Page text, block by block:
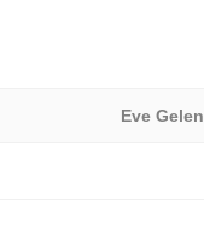
Eve Gelen